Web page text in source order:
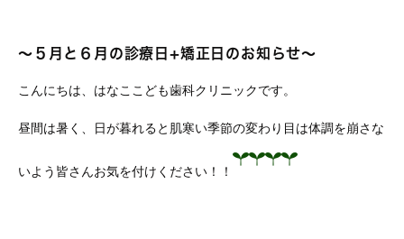
～５月と６月の診療日+矯正日のお知らせ～
こんにちは、はなここども歯科クリニックです。
昼間は暑く、日が暮れると肌寒い季節の変わり目は体調を崩さな
いよう皆さんお気を付けください！！